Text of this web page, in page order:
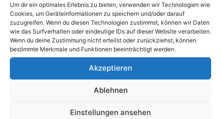
Clean-Desk-Garantie: So organisierst du
deine…
Maximale Urlaubstage 2026: Clevere
Der 1-Sekunden-Webserver: Wie du mit
Um dir ein optimales Erlebnis zu bieten, verwenden wir Technologien wie
Cookies, um Geräteinformationen zu speichern und/oder darauf
zuzugreifen. Wenn du diesen Technologien zustimmst, können wir Daten
wie das Surfverhalten oder eindeutige IDs auf dieser Website verarbeiten.
Wenn du deine Zustimmung nicht erteilst oder zurückziehst, können
bestimmte Merkmale und Funktionen beeinträchtigt werden.
Akzeptieren
Ablehnen
Einstellungen ansehen